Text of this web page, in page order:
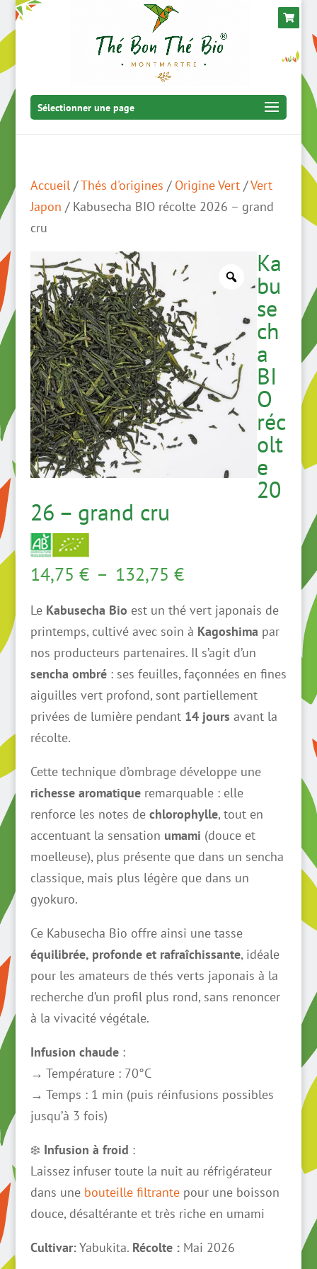
Sélectionner une page
Accueil/Thés d'origines / Origine Vert/Vert
Japon / Kabusecha BIO récolte 2026 – grand
cru
Ka
bu
se
ch
a
BI
O
réc
olt
e
20
26 – grand cru
14,75 € – 132,75 €Plage
prix :
14,75 €
à
132,75 €
Le Kabusecha Bio est un thé vert japonais de
printemps, cultivé avec soin à Kagoshima par
nos producteurs partenaires. Il s’agit d’un
sencha ombré: ses feuilles, façonnées en fines
aiguilles vert profond, sont partiellement
privées de lumière pendant 14 jours avant la
récolte.
Cette technique d’ombrage développe une
richesse aromatiqueremarquable : elle
renforce les notes de chlorophylle, tout en
accentuant la sensation umami (douce et
moelleuse), plus présente que dans un sencha
classique, mais plus légère que dans un
gyokuro.
Ce Kabusecha Bio offre ainsi une tasse
équilibrée, profonde et rafraîchissante, idéale
pour les amateurs de thés verts japonais à la
recherche d’un profil plus rond, sans renoncer
à la vivacité végétale.
Infusion chaude:
→ Température : 70°C
→ Temps : 1 min (puis réinfusions possibles
jusqu’à 3 fois)
❄️ Infusion à froid :
Laissez infuser toute la nuit au réfrigérateur
dans une bouteille filtrantepour une boisson
douce, désaltérante et très riche en umami
Cultivar:Yabukita. Récolte :Mai 2026